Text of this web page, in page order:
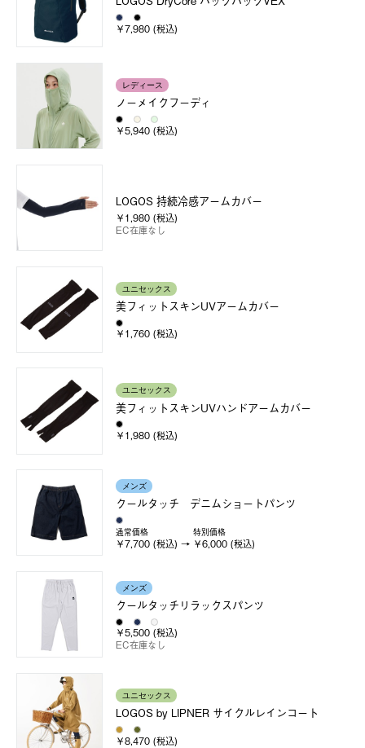
￥7,980 (税込)
レディース
ノーメイクフーディ
￥5,940 (税込)
LOGOS 持続冷感アームカバー
￥1,980 (税込)
EC在庫なし
ユニセックス
美フィットスキンUVアームカバー
￥1,760 (税込)
ユニセックス
美フィットスキンUVハンドアームカバー
￥1,980 (税込)
メンズ
クールタッチ デニムショートパンツ
通常価格
￥7,700 (税込)
特別価格
￥6,000 (税込)
メンズ
クールタッチリラックスパンツ
￥5,500 (税込)
EC在庫なし
ユニセックス
LOGOS by LIPNER サイクルレインコート
￥8,470 (税込)